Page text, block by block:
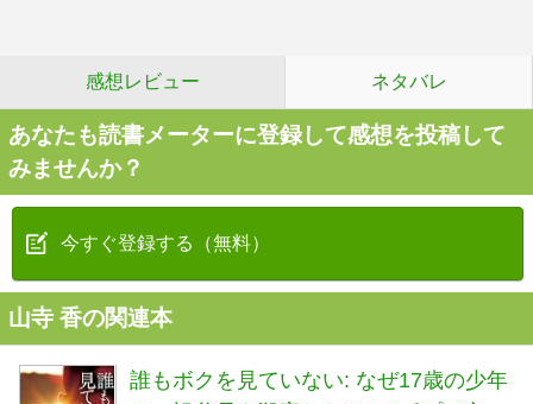
感想レビュー ネタバレ
あなたも読書メーターに登録して感想を投稿して
みませんか？
今すぐ登録する（無料）
山寺 香の関連本
誰もボクを見ていない: なぜ17歳の少年